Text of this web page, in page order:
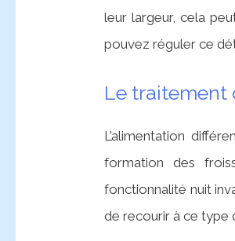
leur largeur, cela
pouvez réguler ce
Le traitement
L’alimentation
formation des
fonctionnalité nuit
de recourir à ce type